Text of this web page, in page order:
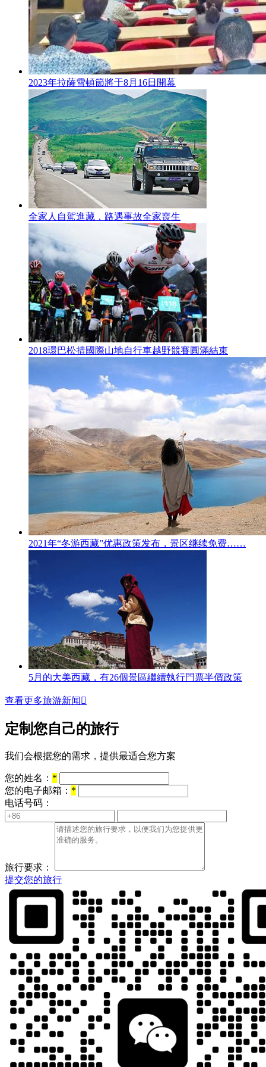
2023年拉薩雪頓節將于8月16日開幕
全家人自駕進藏，路遇事故全家喪生
2018環巴松措國際山地自行車越野競賽圓滿結束
2021年“冬游西藏”优惠政策发布，景区继续免费……
5月的大美西藏，有26個景區繼續執行門票半價政策
查看更多旅游新闻 
定制您自己的旅行
我们会根据您的需求，提供最适合您方案
您的姓名： *
您的电子邮箱： *
电话号码：
旅行要求：
提交您的旅行